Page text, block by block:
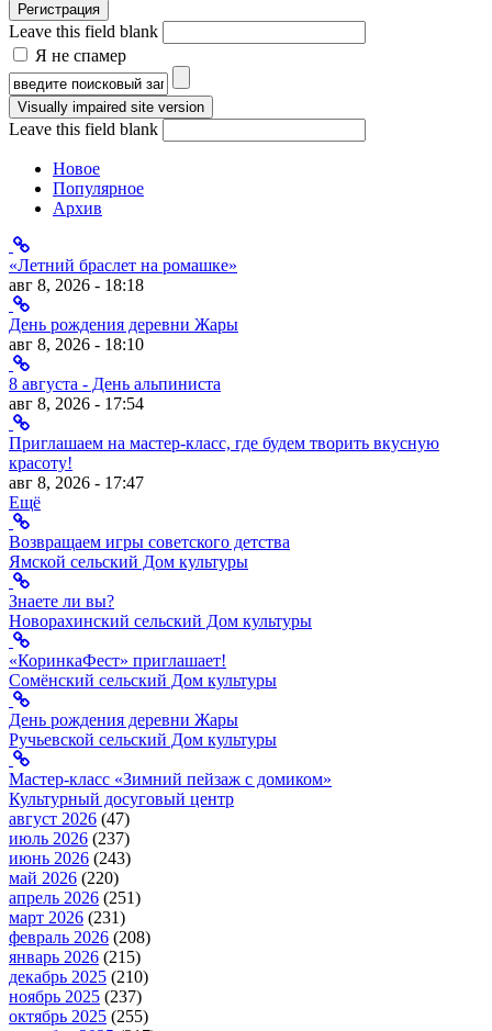
Leave this field blank
Я не спамер
Я спамер
Форма поиска
Leave this field blank
Новое
Популярное
Архив
«Летний браслет на ромашке»
авг 8, 2026 - 18:18
День рождения деревни Жары
авг 8, 2026 - 18:10
8 августа - День альпиниста
авг 8, 2026 - 17:54
Приглашаем на мастер-класс, где будем творить вкусную
красоту!
авг 8, 2026 - 17:47
Ещё
Возвращаем игры советского детства
Ямской сельский Дом культуры
Знаете ли вы?
Новорахинский сельский Дом культуры
«КоринкаФест» приглашает!
Сомёнский сельский Дом культуры
День рождения деревни Жары
Ручьевской сельский Дом культуры
Мастер-класс «Зимний пейзаж с домиком»
Культурный досуговый центр
август 2026 (47)
июль 2026 (237)
июнь 2026 (243)
май 2026 (220)
апрель 2026 (251)
март 2026 (231)
февраль 2026 (208)
январь 2026 (215)
декабрь 2025 (210)
ноябрь 2025 (237)
октябрь 2025 (255)